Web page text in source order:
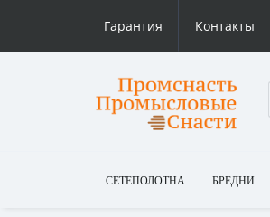
Гарантия Контакты
СЕТЕПОЛОТНА БРЕДНИ